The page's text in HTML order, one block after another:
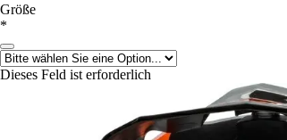
Größe
*
Dieses Feld ist erforderlich